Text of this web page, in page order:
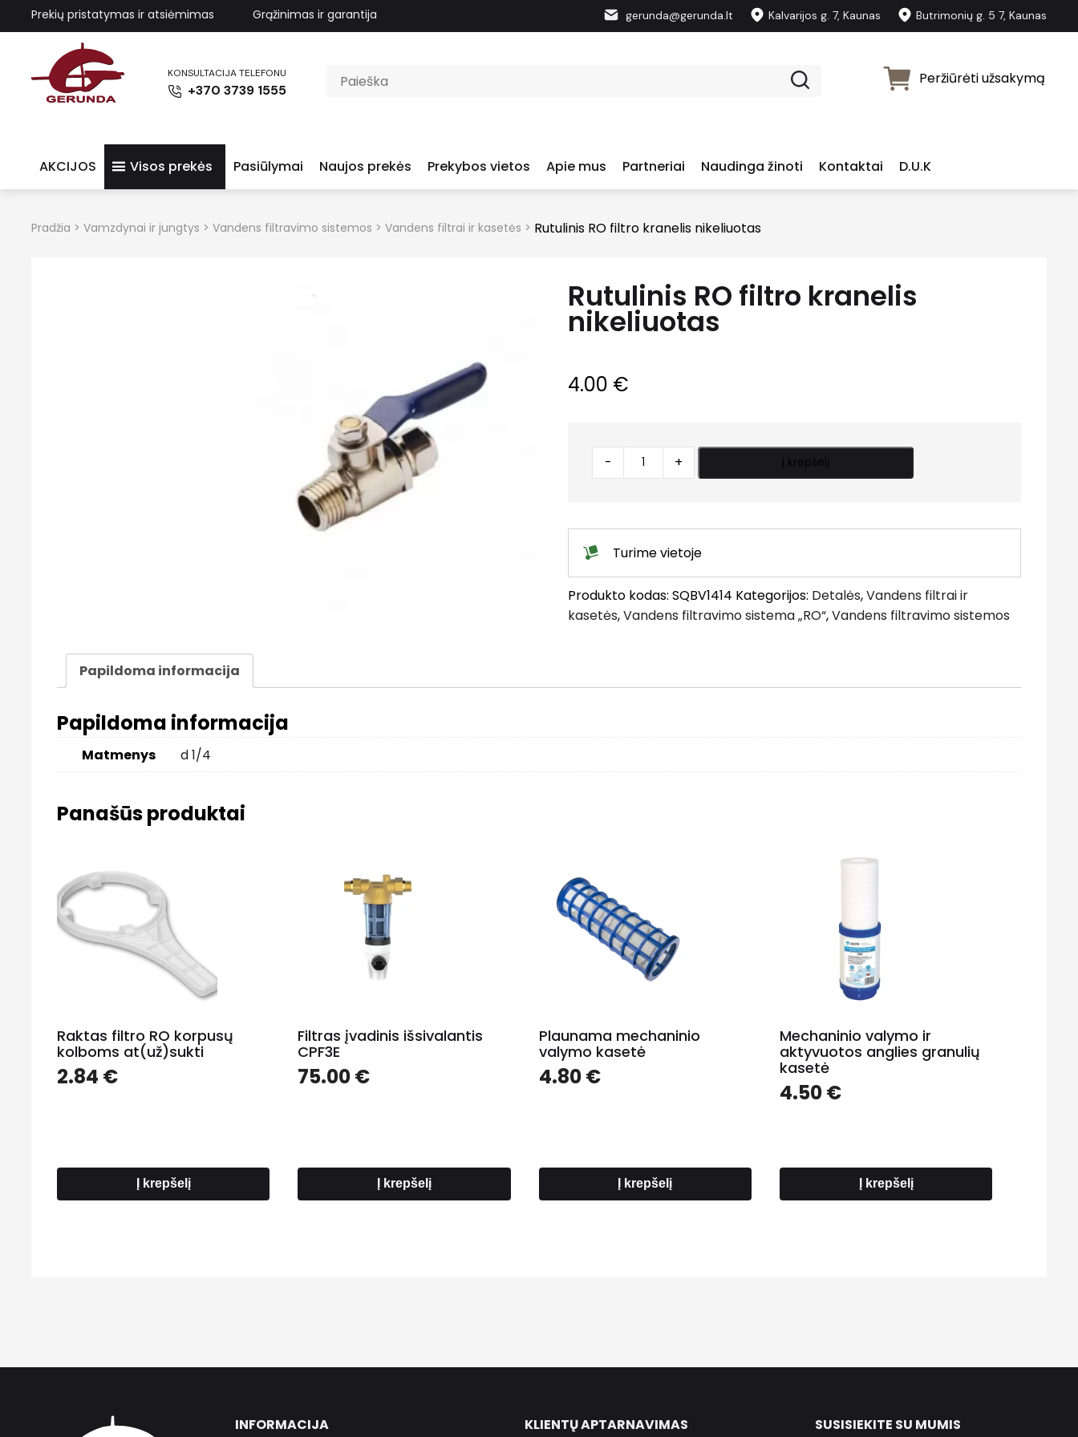
Prekių pristatymas ir atsiėmimas Grąžinimas ir garantija gerunda@gerunda.lt Kalvarijos g. 7, Kaunas Butrimonių g. 5 7, Kaunas
KONSULTACIJA TELEFONU
+370 3739 1555
Peržiūrėti užsakymą
AKCIJOS Visos prekės Pasiūlymai Naujos prekės Prekybos vietos Apie mus Partneriai Naudinga žinoti Kontaktai D.U.K
Pradžia > Vamzdynai ir jungtys > Vandens filtravimo sistemos > Vandens filtrai ir kasetės > Rutulinis RO filtro kranelis nikeliuotas
Rutulinis RO filtro kranelis
nikeliuotas
4.00 €
Rutulinis
RO
quantity
- + Į krepšelį
Turime vietoje
Produkto kodas:SQBV1414 Kategorijos: Detalės,Vandens filtrai ir
kasetės,Vandens filtravimo sistema „RO“,Vandens filtravimo sistemos
Papildoma informacija
Papildoma informacija
Matmenys d 1/4
Panašūs produktai
Raktas filtro RO korpusų
kolboms at(už)sukti
2.84 €
Į krepšelį
Filtras įvadinis išsivalantis
CPF3E
75.00€
Į krepšelį
Plaunama mechaninio
valymo kasetė
4.80€
Į krepšelį
Mechaninio valymo ir
aktyvuotos anglies granulių
kasetė
4.50€
Į krepšelį
INFORMACIJA KLIENTŲ APTARNAVIMAS SUSISIEKITE SU MUMIS